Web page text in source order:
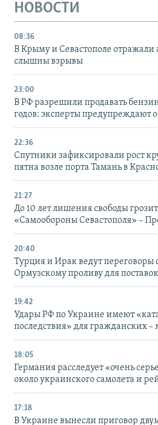
НОВОСТИ
08:36
В Крыму и Севастополе отражали
слышны взрывы
23:00
В РФ разрешили продавать
годов: эксперты предупреждают
22:36
Спутники зафиксировали рост
пятна возле порта Тамань в
21:27
До 10 лет лишения свободы
«Самообороны Севастополя» –
20:40
Турция и Ирак ведут переговоры
Ормузскому проливу для
19:42
Удары РФ по Украине имеют
последствия» для гражданских
18:05
Германия расследует «очень
около украинского самолета и
17:18
В Украине вынесли приговор